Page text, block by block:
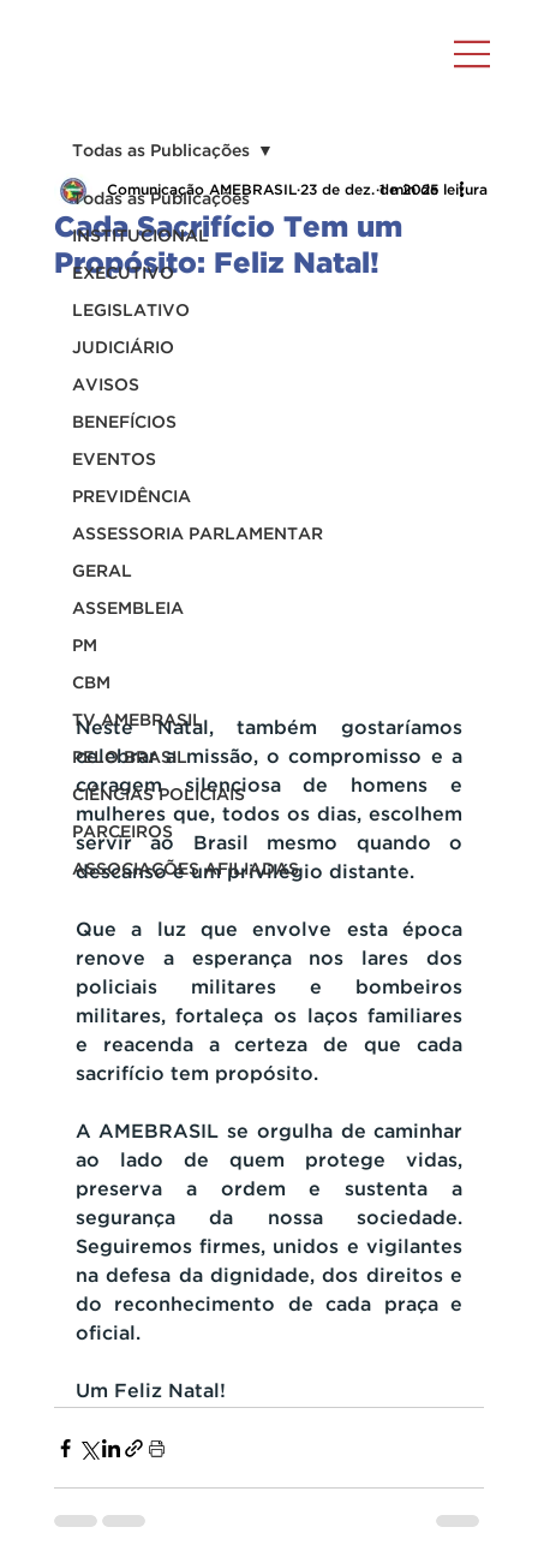
Todas as Publicações
INSTITUCIONAL
EXECUTIVO
LEGISLATIVO
JUDICIÁRIO
AVISOS
BENEFÍCIOS
EVENTOS
PREVIDÊNCIA
ASSESSORIA PARLAMENTAR
GERAL
ASSEMBLEIA
PM
CBM
TV AMEBRASIL
PELO BRASIL
CIÊNCIAS POLICIAIS
PARCEIROS
ASSOCIAÇÕES AFILIADAS
Todas as Publicações
Cada Sacrifício Tem um
Propósito: Feliz Natal!
Comunicação AMEBRASIL 23 de dez. de 2025
1 min de leitura
Neste Natal, também gostaríamos
celebrar a missão, o compromisso e a
coragem silenciosa de homens e
mulheres que, todos os dias, escolhem
servir ao Brasil mesmo quando o
descanso é um privilégio distante.
Que a luz que envolve esta época
renove a esperança nos lares dos
policiais militares e bombeiros
militares, fortaleça os laços familiares
e reacenda a certeza de que cada
sacrifício tem propósito.
A AMEBRASIL se orgulha de caminhar
ao lado de quem protege vidas,
preserva a ordem e sustenta a
segurança da nossa sociedade.
Seguiremos firmes, unidos e vigilantes
na defesa da dignidade, dos direitos e
do reconhecimento de cada praça e
oficial.
Um Feliz Natal!